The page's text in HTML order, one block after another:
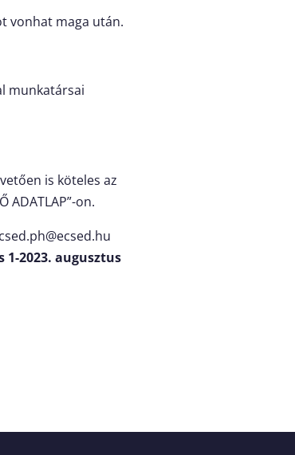
vonhat maga után.
munkatársai
is köteles az
ADATLAP”-on.
1-2023. augusztus